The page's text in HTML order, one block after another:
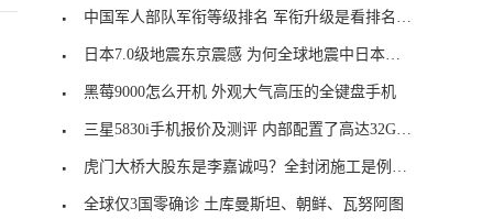
中国军人部队军衔等级排名 军衔升级是看排名还是荣
日本7.0级地震东京震感 为何全球地震中日本最为频
黑莓9000怎么开机 外观大气高压的全键盘手机
三星5830i手机报价及测评 内部配置了高达32GB的内存卡
虎门大桥大股东是李嘉诚吗？全封闭施工是例行检查及
全球仅3国零确诊 土库曼斯坦、朝鲜、瓦努阿图